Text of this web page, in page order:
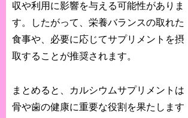
収や利用に影響を与える可能性がありま
す。したがって、栄養バランスの取れた
食事や、必要に応じてサプリメントを摂
取することが推奨されます。
まとめると、カルシウムサプリメントは
骨や歯の健康に重要な役割を果たします